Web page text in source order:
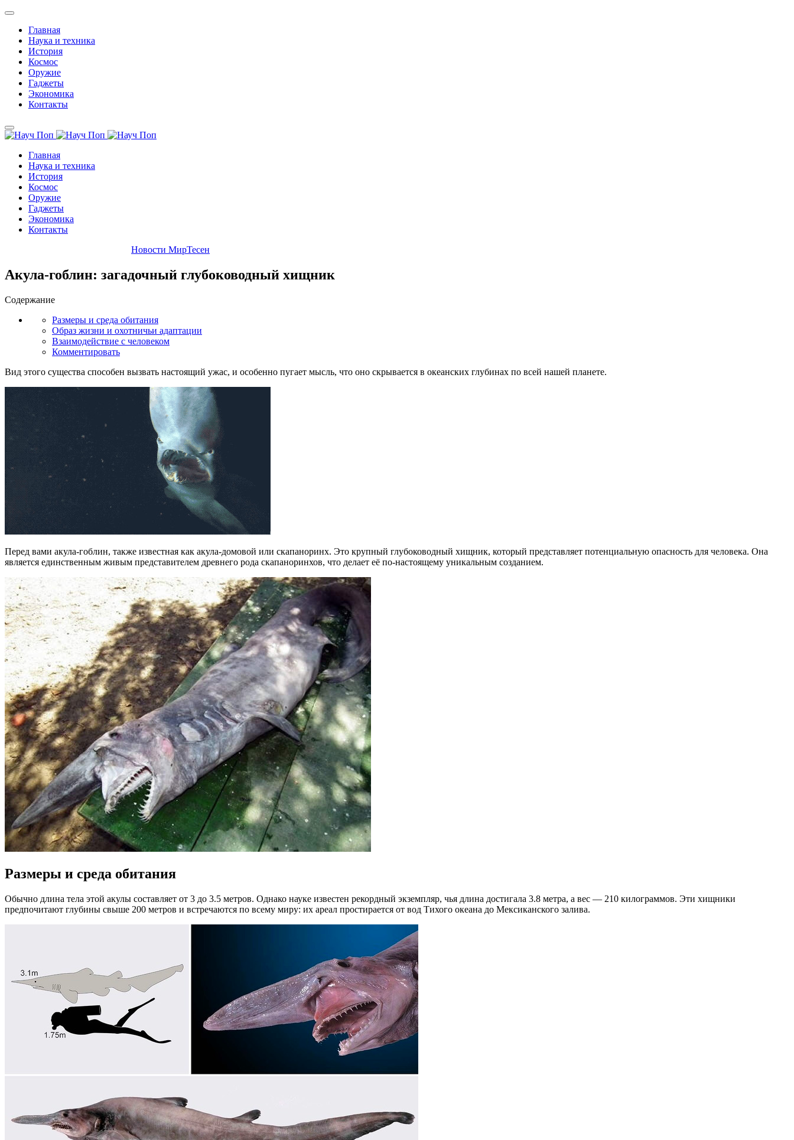
Главная
Наука и техника
История
Космос
Оружие
Гаджеты
Экономика
Контакты
Главная
Наука и техника
История
Космос
Оружие
Гаджеты
Экономика
Контакты
Новости МирТесен
Акула-гоблин: загадочный глубоководный хищник
Содержание
Размеры и среда обитания
Образ жизни и охотничьи адаптации
Взаимодействие с человеком
Комментировать
Вид этого существа способен вызвать настоящий ужас, и особенно пугает мысль, что оно скрывается в океанских глубинах по всей нашей планете.
Перед вами акула-гоблин, также известная как акула-домовой или скапаноринх. Это крупный глубоководный хищник, который представляет потенциальную опасность для человека. Она
является единственным живым представителем древнего рода скапаноринхов, что делает её по-настоящему уникальным созданием.
Размеры и среда обитания
Обычно длина тела этой акулы составляет от 3 до 3.5 метров. Однако науке известен рекордный экземпляр, чья длина достигала 3.8 метра, а вес — 210 килограммов. Эти хищники
предпочитают глубины свыше 200 метров и встречаются по всему миру: их ареал простирается от вод Тихого океана до Мексиканского залива.